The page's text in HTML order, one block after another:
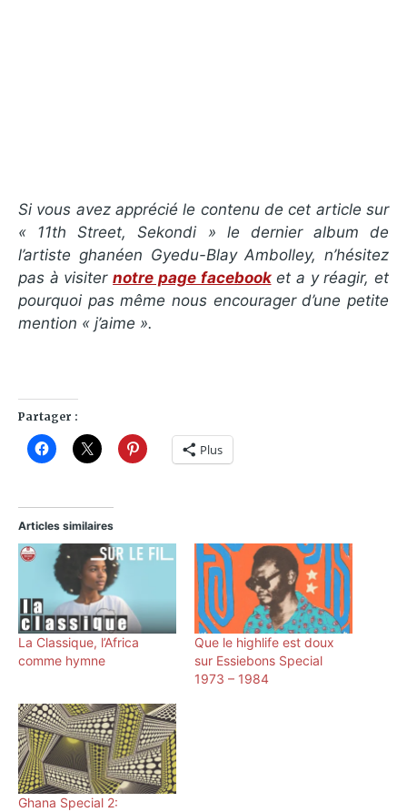
Si vous avez apprécié le contenu de cet article sur
« 11th Street, Sekondi » le dernier album de
l’artiste ghanéen Gyedu-Blay Ambolley, n’hésitez
pas à visiternotre page facebooket a y réagir, et
pourquoi pas même nous encourager d’une petite
mention « j’aime ».
Partager :
Plus
Articles similaires
La Classique, l’Africa
comme hymne
Que le highlife est doux
sur Essiebons Special
1973 – 1984
Ghana Special 2: